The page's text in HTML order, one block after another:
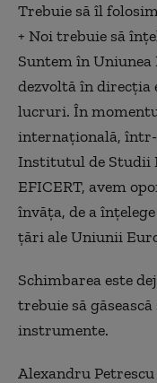
Trebuie să îl
+ Noi trebuie să
Suntem în Uniunea
dezvoltă în direcția
lucruri. În
internațională, într-
Institutul de Studii
EFICERT, avem
învăța, de a
țări ale Uniunii
Schimbarea este
trebuie să
instrumente.
Alexandru